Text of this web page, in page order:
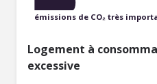
émissions de CO₂ très
Logement à
excessive